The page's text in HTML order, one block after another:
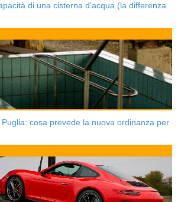
di una cisterna d’acqua (la differenza
cosa prevede la nuova ordinanza per